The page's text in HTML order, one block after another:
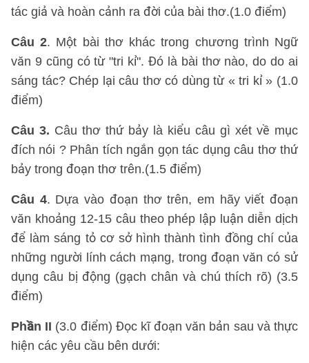
tác giả và hoàn cảnh ra đời của bài thơ.(1.0 điểm)
Câu 2. Một bài thơ khác trong chương trình Ngữ
văn 9 cũng có từ "tri kỉ". Đó là bài thơ nào, do do ai
sáng tác? Chép lại câu thơ có dùng từ « tri kỉ » (1.0
điểm)
Câu 3. Câu thơ thứ bảy là kiểu câu gì xét về mục
đích nói ? Phân tích ngắn gọn tác dụng câu thơ thứ
bảy trong đoạn thơ trên.(1.5 điểm)
Câu 4. Dựa vào đoạn thơ trên, em hãy viết đoạn
văn khoảng 12-15 câu theo phép lập luận diễn dịch
để làm sáng tỏ cơ sở hình thành tình đồng chí của
những người lính cách mạng, trong đoạn văn có sử
dụng câu bị động (gạch chân và chú thích rõ) (3.5
điểm)
Phần II (3.0 điểm) Đọc kĩ đoạn văn bản sau và thực
hiện các yêu cầu bên dưới: